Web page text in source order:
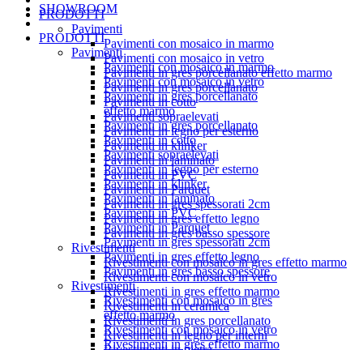
SHOWROOM
PRODOTTI
Pavimenti
Pavimenti con mosaico in marmo
Pavimenti con mosaico in vetro
Pavimenti in gres porcellanato
effetto marmo
Pavimenti in gres porcellanato
Pavimenti in cotto
Pavimenti sopraelevati
Pavimenti in legno per esterno
Pavimenti in klinker
Pavimenti in laminato
Pavimenti in PVC
Pavimenti in Parquet
Pavimenti in gres spessorati 2cm
Pavimenti in gres effetto legno
Pavimenti in gres basso spessore
Rivestimenti
Rivestimenti con mosaico in gres
effetto marmo
Rivestimenti con mosaico in vetro
Rivestimenti in gres effetto marmo
PRODOTTI
Pavimenti
Pavimenti con mosaico in marmo
Pavimenti con mosaico in vetro
Pavimenti in gres porcellanato effetto marmo
Pavimenti in gres porcellanato
Pavimenti in cotto
Pavimenti sopraelevati
Pavimenti in legno per esterno
Pavimenti in klinker
Pavimenti in laminato
Pavimenti in PVC
Pavimenti in Parquet
Pavimenti in gres spessorati 2cm
Pavimenti in gres effetto legno
Pavimenti in gres basso spessore
Rivestimenti
Rivestimenti con mosaico in gres effetto marmo
Rivestimenti con mosaico in vetro
Rivestimenti in gres effetto marmo
Rivestimenti in ceramica
Rivestimenti in gres porcellanato
Rivestimenti in legno per interni